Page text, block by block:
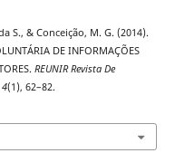
S., & Conceição, M. G. (2014).
DE INFORMAÇÕES
REUNIR Revista De
4(1), 62–82.